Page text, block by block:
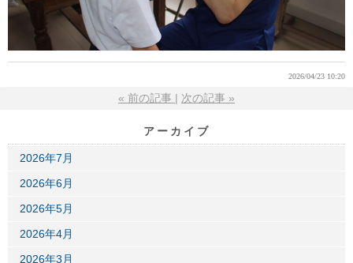
2026/04/23 10:20
« 前の記事 次の記事 »
アーカイブ
2026年7月
2026年6月
2026年5月
2026年4月
2026年3月